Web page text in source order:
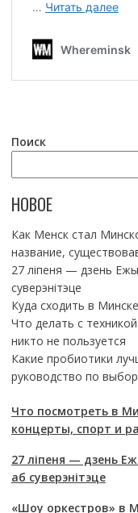
Поиск
НОВОЕ
Как Менск стал
название,
27 ліпеня — дзень Ежы
суверэнітэце
Куда сходить в
Что делать с
никто не пользуется
Какие пробиотики
руководство по
Что посмотреть в
концерты, спорт и
27 ліпеня — дзень
аб суверэнітэце
«Шоу оркестров» в